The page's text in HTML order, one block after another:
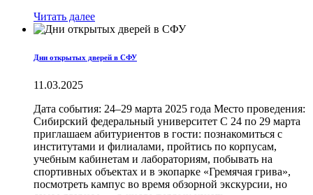
Читать далее
Дни открытых дверей в СФУ
11.03.2025
Дата события: 24–29 марта 2025 года Место проведения:
Сибирский федеральный университет С 24 по 29 марта
приглашаем абитуриентов в гости: познакомиться с
институтами и филиалами, пройтись по корпусам,
учебным кабинетам и лабораториям, побывать на
спортивных объектах и в экопарке «Гремячая грива»,
посмотреть кампус во время обзорной экскурсии, но